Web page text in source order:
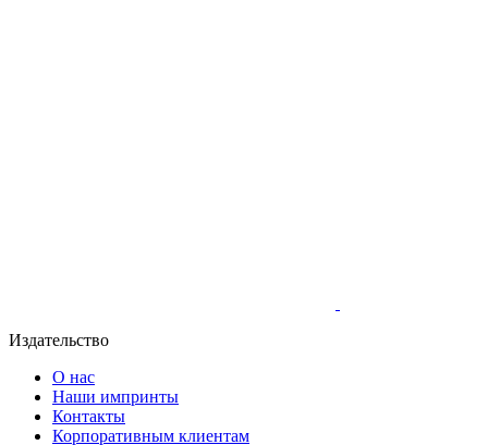
Издательство
О нас
Наши импринты
Контакты
Корпоративным клиентам